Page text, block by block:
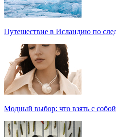
Путешествие в Исландию по
Модный выбор: что взять с